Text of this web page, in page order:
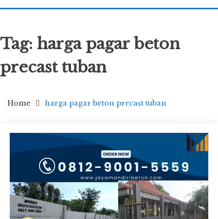
Tag: harga pagar beton
precast tuban
Home harga pagar beton precast tuban